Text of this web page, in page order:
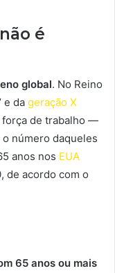
é
global. No Reino
e da geração X
força de trabalho —
número daqueles
anos nos EUA
de acordo com o
65 anos ou mais